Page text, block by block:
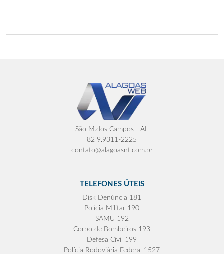
São M.dos Campos - AL
82 9.9311-2225
contato@alagoasnt.com.br
TELEFONES ÚTEIS
Disk Denúncia 181
Polícia Militar 190
SAMU 192
Corpo de Bombeiros 193
Defesa Civil 199
Polícia Rodoviária Federal 1527